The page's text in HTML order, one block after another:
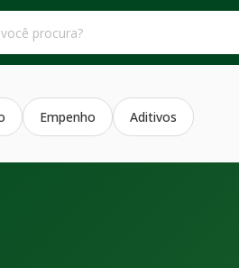
Empenho Aditivos